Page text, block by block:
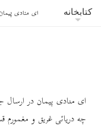
کتابخانه ای منادی
ای منادی پیمان در
چه دریائی غریق و مغمورم